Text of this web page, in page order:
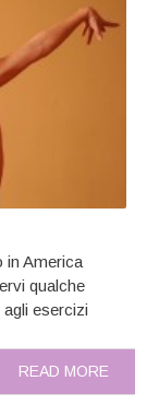
in America
qualche
esercizi
READ MORE